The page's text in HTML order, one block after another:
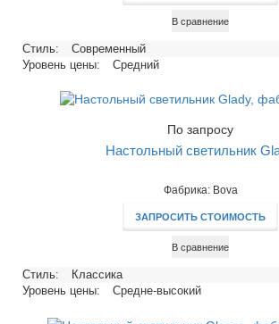
В сравнение
Стиль:
Современный
Уровень цены:
Средний
По запросу
Настольный светильник
Фабрика: Bova
ЗАПРОСИТЬ СТОИМОСТЬ
В сравнение
Стиль:
Классика
Уровень цены:
Средне-высокий